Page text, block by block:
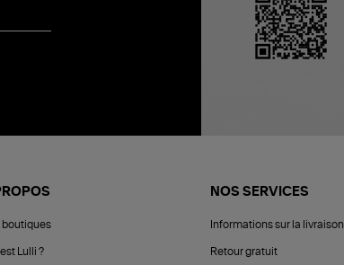
boutiques
Lulli ?
NOS SERVICES
Informations sur la livraison
Retour gratuit